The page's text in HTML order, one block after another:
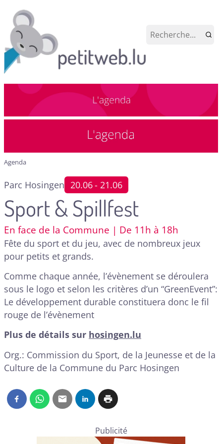
Agenda
Parc Hosingen 20.06- 21.06
Sport & Spillfest
En face de la Commune | De 11h à 18h
Fête du sport et du jeu, avec de nombreux jeux
pour petits et grands.
Comme chaque année, l’évènement se déroulera
sous le logo et selon les critères d’un “GreenEvent”:
Le développement durable constituera donc le fil
rouge de l’évènement
Plus de détails sur hosingen.lu
Org.: Commission du Sport, de la Jeunesse et de la
Culture de la Commune du Parc Hosingen
Publicité